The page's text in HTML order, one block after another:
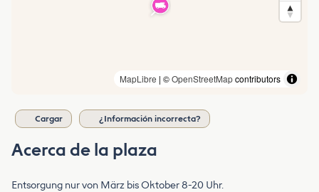
MapLibre | ©OpenStreetMapcontributors
Cargar ¿Información incorrecta?
Acerca de la plaza
Entsorgung nur von März bis Oktober 8-20 Uhr.